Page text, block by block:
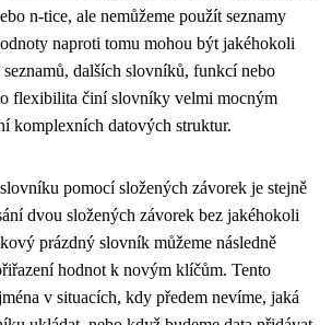
n-tice, ale nemůžeme použít seznamy
naproti tomu mohou být jakéhokoli
dalších slovníků, funkcí nebo
flexibilita činí slovníky velmi mocným
komplexních datových struktur.
pomocí složených závorek je stejně
dvou složených závorek bez jakéhokoli
prázdný slovník můžeme následně
hodnot k novým klíčům. Tento
v situacích, kdy předem nevíme, jaká